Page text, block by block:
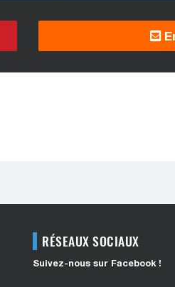
RÉSEAUX SOCIAUX
Suivez-nous sur Facebook !